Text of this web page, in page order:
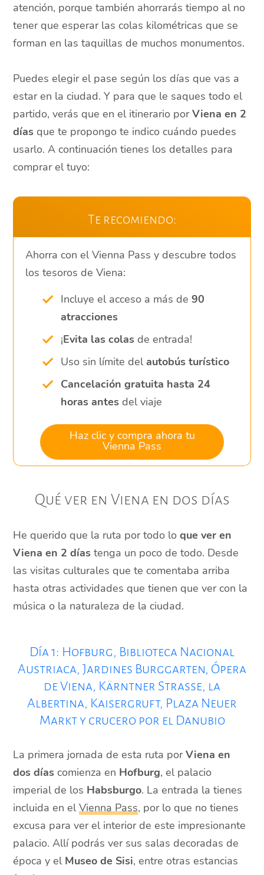
atención, porque también ahorrarás tiempo al no
tener que esperar las colas kilométricas que se
forman en las taquillas de muchos monumentos.
Puedes elegir el pase según los días que vas a
estar en la ciudad. Y para que le saques todo el
partido, verás que en el itinerario porViena en 2
días que te propongo te indico cuándo puedes
usarlo. A continuación tienes los detalles para
comprar el tuyo:
Te recomiendo:
Ahorra con el Vienna Pass y descubre todos
los tesoros de Viena:
Incluye el acceso a más de 90
atracciones
¡Evita las colas de entrada!
Uso sin límite delautobús turístico
Cancelación gratuita hasta 24
horas antes del viaje
Haz clic y compra ahora tu
Vienna Pass
Qué ver en Viena en dos días
He querido que la ruta por todo lo que ver en
Viena en 2 días tenga un poco de todo. Desde
las visitas culturales que te comentaba arriba
hasta otras actividades que tienen que ver con la
música o la naturaleza de la ciudad.
Día 1: Hofburg, Biblioteca Nacional
Austriaca, Jardines Burggarten, Ópera
de Viena, Kärntner Strasse, la
Albertina, Kaisergruft, Plaza Neuer
Markt y crucero por el Danubio
La primera jornada de esta ruta porViena en
dos días comienza en Hofburg, el palacio
imperial de los Habsburgo. La entrada la tienes
incluida en elVienna Pass, por lo que no tienes
excusa para ver el interior de este impresionante
palacio. Allí podrás ver sus salas decoradas de
época y el Museo de Sisi, entre otras estancias